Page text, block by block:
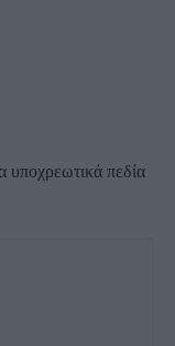
υποχρεωτικά πεδία